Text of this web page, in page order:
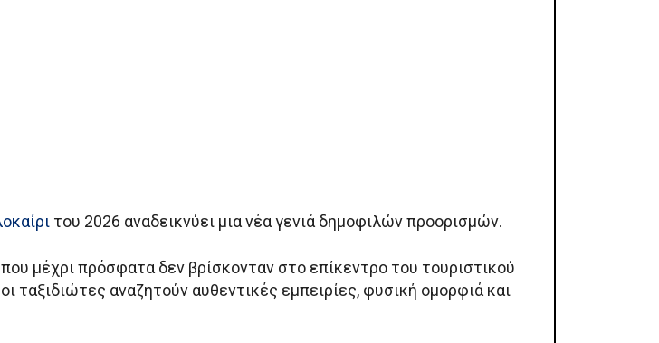
του 2026 αναδεικνύει μια νέα γενιά δημοφιλών προορισμών.
μέχρι πρόσφατα δεν βρίσκονταν στο επίκεντρο του τουριστικού
αναζητούν αυθεντικές εμπειρίες, φυσική ομορφιά και